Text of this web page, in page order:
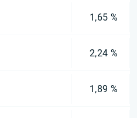
1,65 %
2,24 %
1,89 %